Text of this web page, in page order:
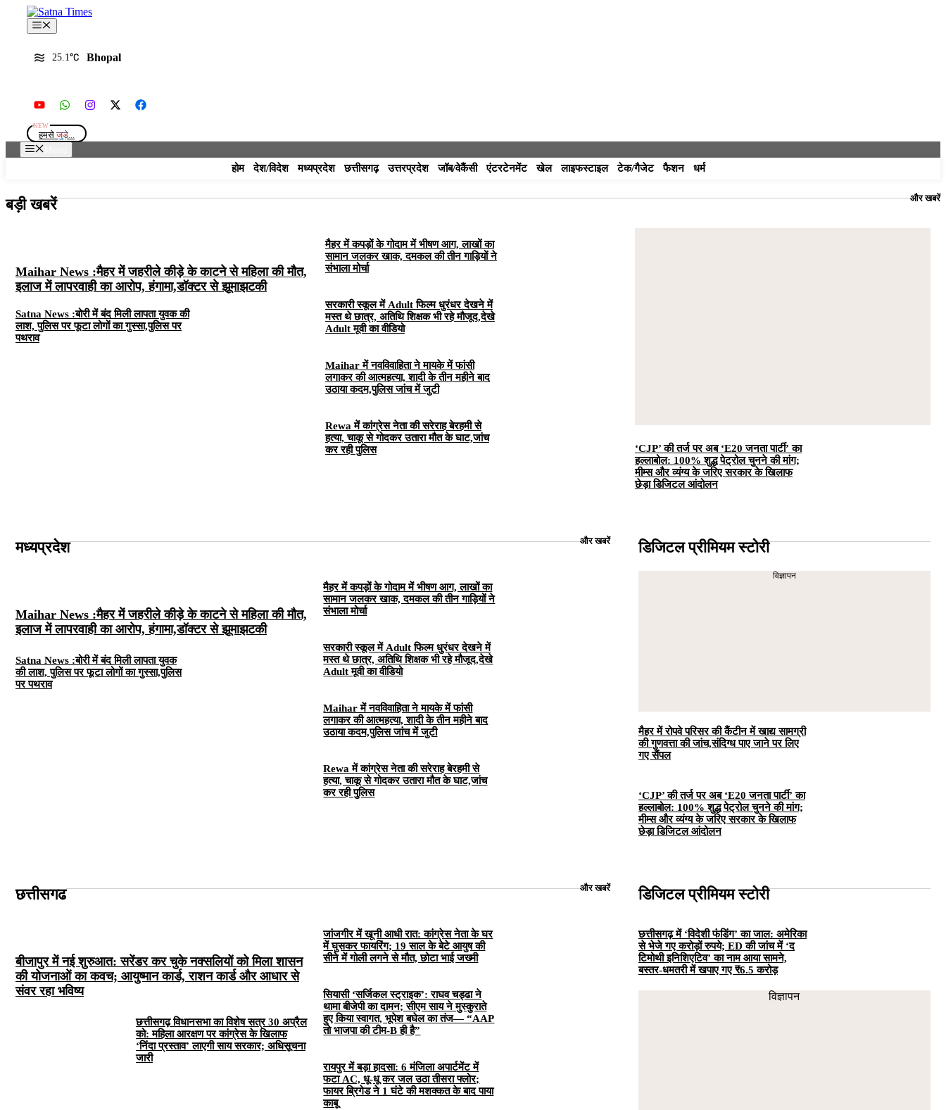
content
Menu
25.1 Bhopal
हमसे जुड़े...
होम देश/विदेश मध्यप्रदेश छत्तीसगढ़ उत्तरप्रदेश जॉब/वेकैंसी एंटरटेनमेंट खेल लाइफस्टाइल टेक/गैजेट फैशन धर्म
बड़ी खबरें और खबरें
Maihar News :मैहर में जहरीले कीड़े के काटने से महिला की मौत,
इलाज में लापरवाही का आरोप, हंगामा,डॉक्टर से झूमाझटकी
Satna News :बोरी में बंद मिली लापता युवक की
लाश, पुलिस पर फूटा लोगों का गुस्सा,पुलिस पर
पथराव
मैहर में कपड़ों के गोदाम में भीषण आग, लाखों का
सामान जलकर खाक, दमकल की तीन गाड़ियों ने
संभाला मोर्चा
सरकारी स्कूल में Adult फिल्म धुरंधर देखने में
मस्त थे छात्र, अतिथि शिक्षक भी रहे मौजूद,देखे
Adult मूवी का वीडियो
Maihar में नवविवाहिता ने मायके में फांसी
लगाकर की आत्महत्या, शादी के तीन महीने बाद
उठाया कदम,पुलिस जांच में जुटी
Rewa में कांग्रेस नेता की सरेराह बेरहमी से
हत्या, चाकू से गोदकर उतारा मौत के घाट,जांच
कर रही पुलिस
‘CJP’ की तर्ज पर अब ‘E20 जनता पार्टी’ का
हल्लाबोल: 100% शुद्ध पेट्रोल चुनने की मांग;
मीम्स और व्यंग्य के जरिए सरकार के खिलाफ
छेड़ा डिजिटल आंदोलन
मध्यप्रदेश और खबरें
Maihar News :मैहर में जहरीले कीड़े के काटने से महिला की मौत,
इलाज में लापरवाही का आरोप, हंगामा,डॉक्टर से झूमाझटकी
Satna News :बोरी में बंद मिली लापता युवक
की लाश, पुलिस पर फूटा लोगों का गुस्सा,पुलिस
पर पथराव
मैहर में कपड़ों के गोदाम में भीषण आग, लाखों का
सामान जलकर खाक, दमकल की तीन गाड़ियों ने
संभाला मोर्चा
सरकारी स्कूल में Adult फिल्म धुरंधर देखने में
मस्त थे छात्र, अतिथि शिक्षक भी रहे मौजूद,देखे
Adult मूवी का वीडियो
Maihar में नवविवाहिता ने मायके में फांसी
लगाकर की आत्महत्या, शादी के तीन महीने बाद
उठाया कदम,पुलिस जांच में जुटी
Rewa में कांग्रेस नेता की सरेराह बेरहमी से
हत्या, चाकू से गोदकर उतारा मौत के घाट,जांच
कर रही पुलिस
डिजिटल प्रीमियम स्टोरी
विज्ञापन
मैहर में रोपवे परिसर की कैंटीन में खाद्य सामग्री
की गुणवत्ता की जांच,संदिग्ध पाए जाने पर लिए
गए सैंपल
‘CJP’ की तर्ज पर अब ‘E20 जनता पार्टी’ का
हल्लाबोल: 100% शुद्ध पेट्रोल चुनने की मांग;
मीम्स और व्यंग्य के जरिए सरकार के खिलाफ
छेड़ा डिजिटल आंदोलन
छत्तीसगढ और खबरें
बीजापुर में नई शुरुआत: सरेंडर कर चुके नक्सलियों को मिला शासन
की योजनाओं का कवच; आयुष्मान कार्ड, राशन कार्ड और आधार से
संवर रहा भविष्य
छत्तीसगढ़ विधानसभा का विशेष सत्र 30 अप्रैल
को: महिला आरक्षण पर कांग्रेस के खिलाफ
‘निंदा प्रस्ताव’ लाएगी साय सरकार; अधिसूचना
जारी
जांजगीर में खूनी आधी रात: कांग्रेस नेता के घर
में घुसकर फायरिंग; 19 साल के बेटे आयुष की
सीने में गोली लगने से मौत, छोटा भाई जख्मी
सियासी ‘सर्जिकल स्ट्राइक’: राघव चड्ढा ने
थामा बीजेपी का दामन; सीएम साय ने मुस्कुराते
हुए किया स्वागत, भूपेश बघेल का तंज— “AAP
तो भाजपा की टीम-B ही है”
रायपुर में बड़ा हादसा: 6 मंजिला अपार्टमेंट में
फटा AC, धू-धू कर जल उठा तीसरा फ्लोर;
फायर ब्रिगेड ने 1 घंटे की मशक्कत के बाद पाया
काबू
डिजिटल प्रीमियम स्टोरी
छत्तीसगढ़ में ‘विदेशी फंडिंग’ का जाल: अमेरिका
से भेजे गए करोड़ों रुपये; ED की जांच में ‘द
टिमोथी इनिशिएटिव’ का नाम आया सामने,
बस्तर-धमतरी में खपाए गए ₹6.5 करोड़
विज्ञापन